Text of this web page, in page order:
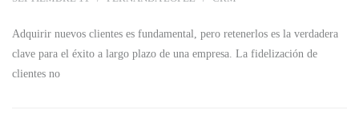
Adquirir nuevos clientes es fundamental, pero retenerlos es la verdadera
clave para el éxito a largo plazo de una empresa. La fidelización de
clientes no